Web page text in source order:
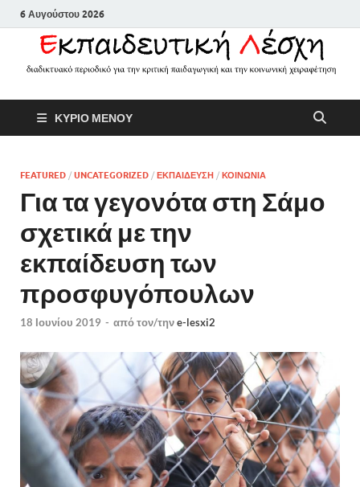
6 Αυγούστου 2026
κριτική παιδαγωγική και την
κοινωνική χειραφέτηση
ΚΥΡΙΟ ΜΕΝΟΥ
FEATURED / UNCATEGORIZED / ΕΚΠΑΙΔΕΥΣΗ / ΚΟΙΝΩΝΙΑ
Για τα γεγονότα στη Σάμο
σχετικά με την
εκπαίδευση των
προσφυγόπουλων
18 Ιουνίου 2019 - από τον/τηνe-lesxi2